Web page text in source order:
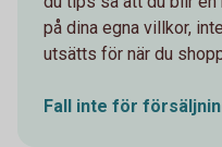
på dina egna villkor,
utsätts för när du
Fall inte för